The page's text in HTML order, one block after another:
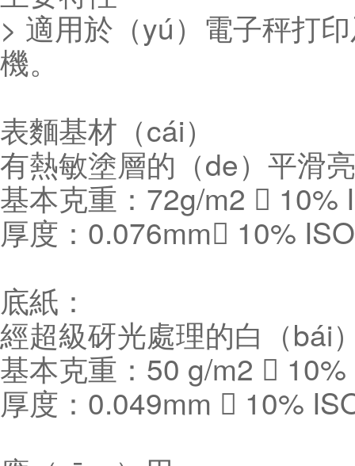
> 適用於（yú）電子秤打
機。
表麵基材（cái）
有熱敏塗層的（de）平滑
基本克重：72g/m2  10%
厚度：0.076mm 10%
底紙：
經超級砑光處理的白（bái
基本克重：50 g/m2 
厚度：0.049mm  10%